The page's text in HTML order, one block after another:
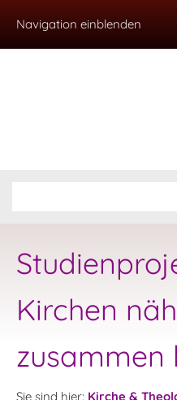
Navigation einblenden
Kirchen
zusammen
Sie sind hier: Kirche &